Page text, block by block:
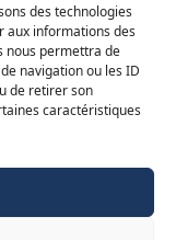
des technologies
aux informations des
nous permettra de
navigation ou les ID
de retirer son
caractéristiques